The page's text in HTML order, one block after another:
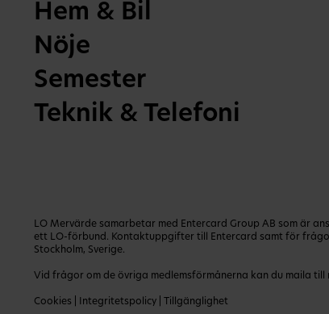
Hem & Bil
Nöje
Semester
Teknik & Telefoni
LO Mervärde samarbetar med Entercard Group AB som är
ett LO-förbund. Kontaktuppgifter till Entercard samt för
Stockholm, Sverige.
Vid frågor om de övriga medlemsförmånerna kan du maila till
Cookies Integritetspolicy Tillgänglighet